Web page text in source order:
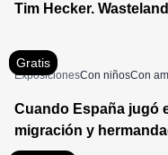
Tim Hecker.
Gratis
ExposicionesCon niñosCon
Cuando España jugó
migración y